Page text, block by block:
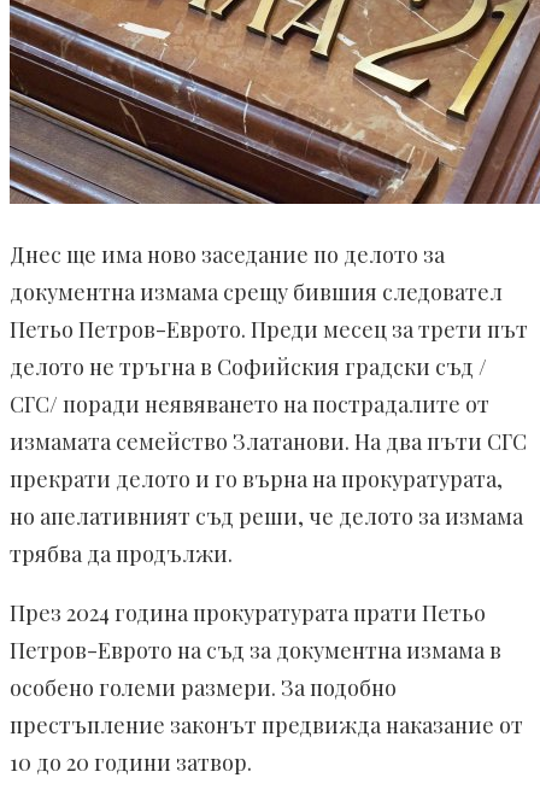
Днес ще има ново заседание по делото за
документна измама срещу бившия следовател
Петьо Петров-Еврото. Преди месец за трети път
делото не тръгна в Софийския градски съд /
СГС/ поради неявяването на пострадалите от
измамата семейство Златанови. На два пъти СГС
прекрати делото и го върна на прокуратурата,
но апелативният съд реши, че делото за измама
трябва да продължи.
През 2024 година прокуратурата прати Петьо
Петров-Еврото на съд за документна измама в
особено големи размери. За подобно
престъпление законът предвижда наказание от
10 до 20 години затвор.